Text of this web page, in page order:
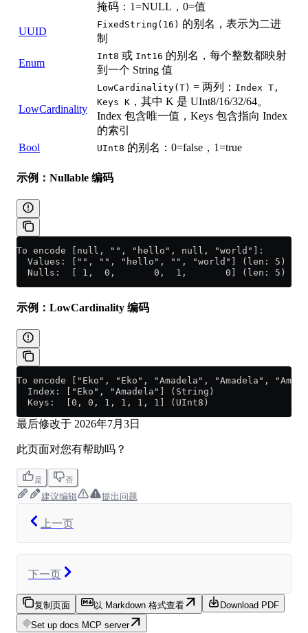
掩码：1=NULL，0=值
UUID
FixedString(16) 的别名，表示为二进
制
Enum
Int8 或 Int16 的别名，每个整数都映射
到一个 String 值
LowCardinality
LowCardinality(T) = 两列： Index T,
Keys K ，其中 K 是 UInt8/16/32/64。
Index 包含唯一值，Keys 包含指向 Index
的索引
Bool
UInt8 的别名：0=false，1=true
示例：Nullable 编码
To encode [null, "", "hello", null, "world"]:
  Values: ["", "", "hello", "", "world"] (len: 5)
  Nulls:  [ 1,  0,       0,  1,       0] (len: 5)
示例：LowCardinality 编码
To encode ["Eko", "Eko", "Amadela", "Amadela",
  Index: ["Eko", "Amadela"] (String)
  Keys:  [0, 0, 1, 1, 1, 1] (UInt8)
最后修改于 2026年7月3日
此页面对您有帮助吗？
是 否
建议编辑 提出问题
上一页
下一页
复制页面 以 Markdown 格式查看
Download PDF
Set up docs MCP server